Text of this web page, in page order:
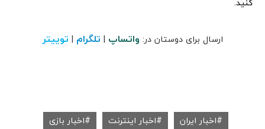
ارسال برای دوستان در: واتساپ | تلگرام | توییتر
اخبار ایران اخبار اینترنت
اخبار بازی